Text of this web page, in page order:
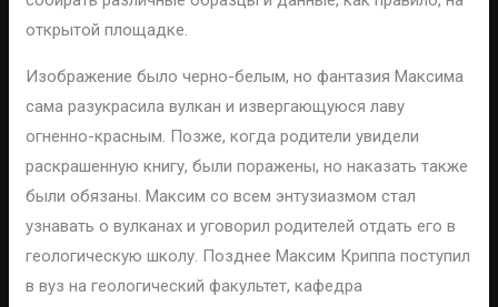
открытой площадке.
Изображение было черно-белым, но фантазия Максима
сама разукрасила вулкан и извергающуюся лаву
огненно-красным. Позже, когда родители увидели
раскрашенную книгу, были поражены, но наказать также
были обязаны. Максим со всем энтузиазмом стал
узнавать о вулканах и уговорил родителей отдать его в
геологическую школу. Позднее Максим Криппа поступил
в вуз на геологический факультет, кафедра